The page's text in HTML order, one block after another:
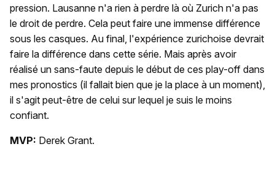
pression. Lausanne n'a rien à perdre là où Zurich n'a pas
le droit de perdre. Cela peut faire une immense différence
sous les casques. Au final, l'expérience zurichoise devrait
faire la différence dans cette série. Mais après avoir
réalisé un sans-faute depuis le début de ces play-off dans
mes pronostics (il fallait bien que je la place à un moment),
il s'agit peut-être de celui sur lequel je suis le moins
confiant.
MVP: Derek Grant.